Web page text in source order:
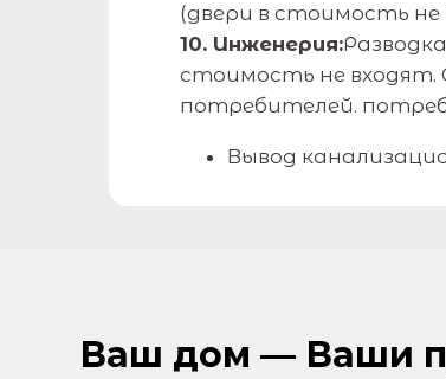
(двери в стоимость не
10. Инженерия:
стоимость не входят.
потребителей.
Вывод
Ваш дом — Ваши